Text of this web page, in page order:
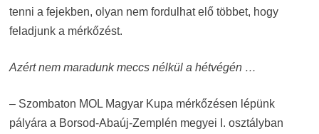
tenni a fejekben, olyan nem fordulhat elő többet, hogy
feladjunk a mérkőzést.
Azért nem maradunk meccs nélkül a hétvégén …
– Szombaton MOL Magyar Kupa mérkőzésen lépünk
pályára a Borsod-Abaúj-Zemplén megyei I. osztályban